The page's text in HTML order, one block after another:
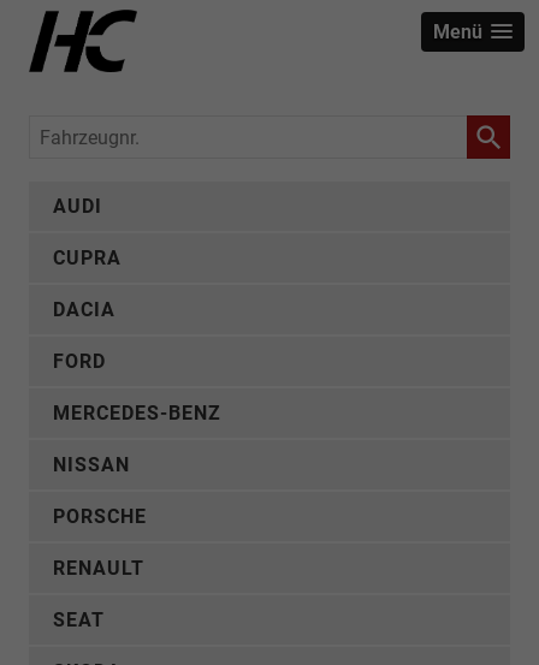
Menü
Fahrzeugnr.
AUDI
CUPRA
DACIA
FORD
MERCEDES-BENZ
NISSAN
PORSCHE
RENAULT
SEAT